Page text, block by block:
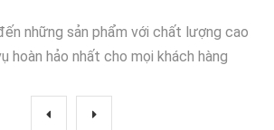
những sản phẩm với chất lượng cao
hoàn hảo nhất cho mọi khách hàng